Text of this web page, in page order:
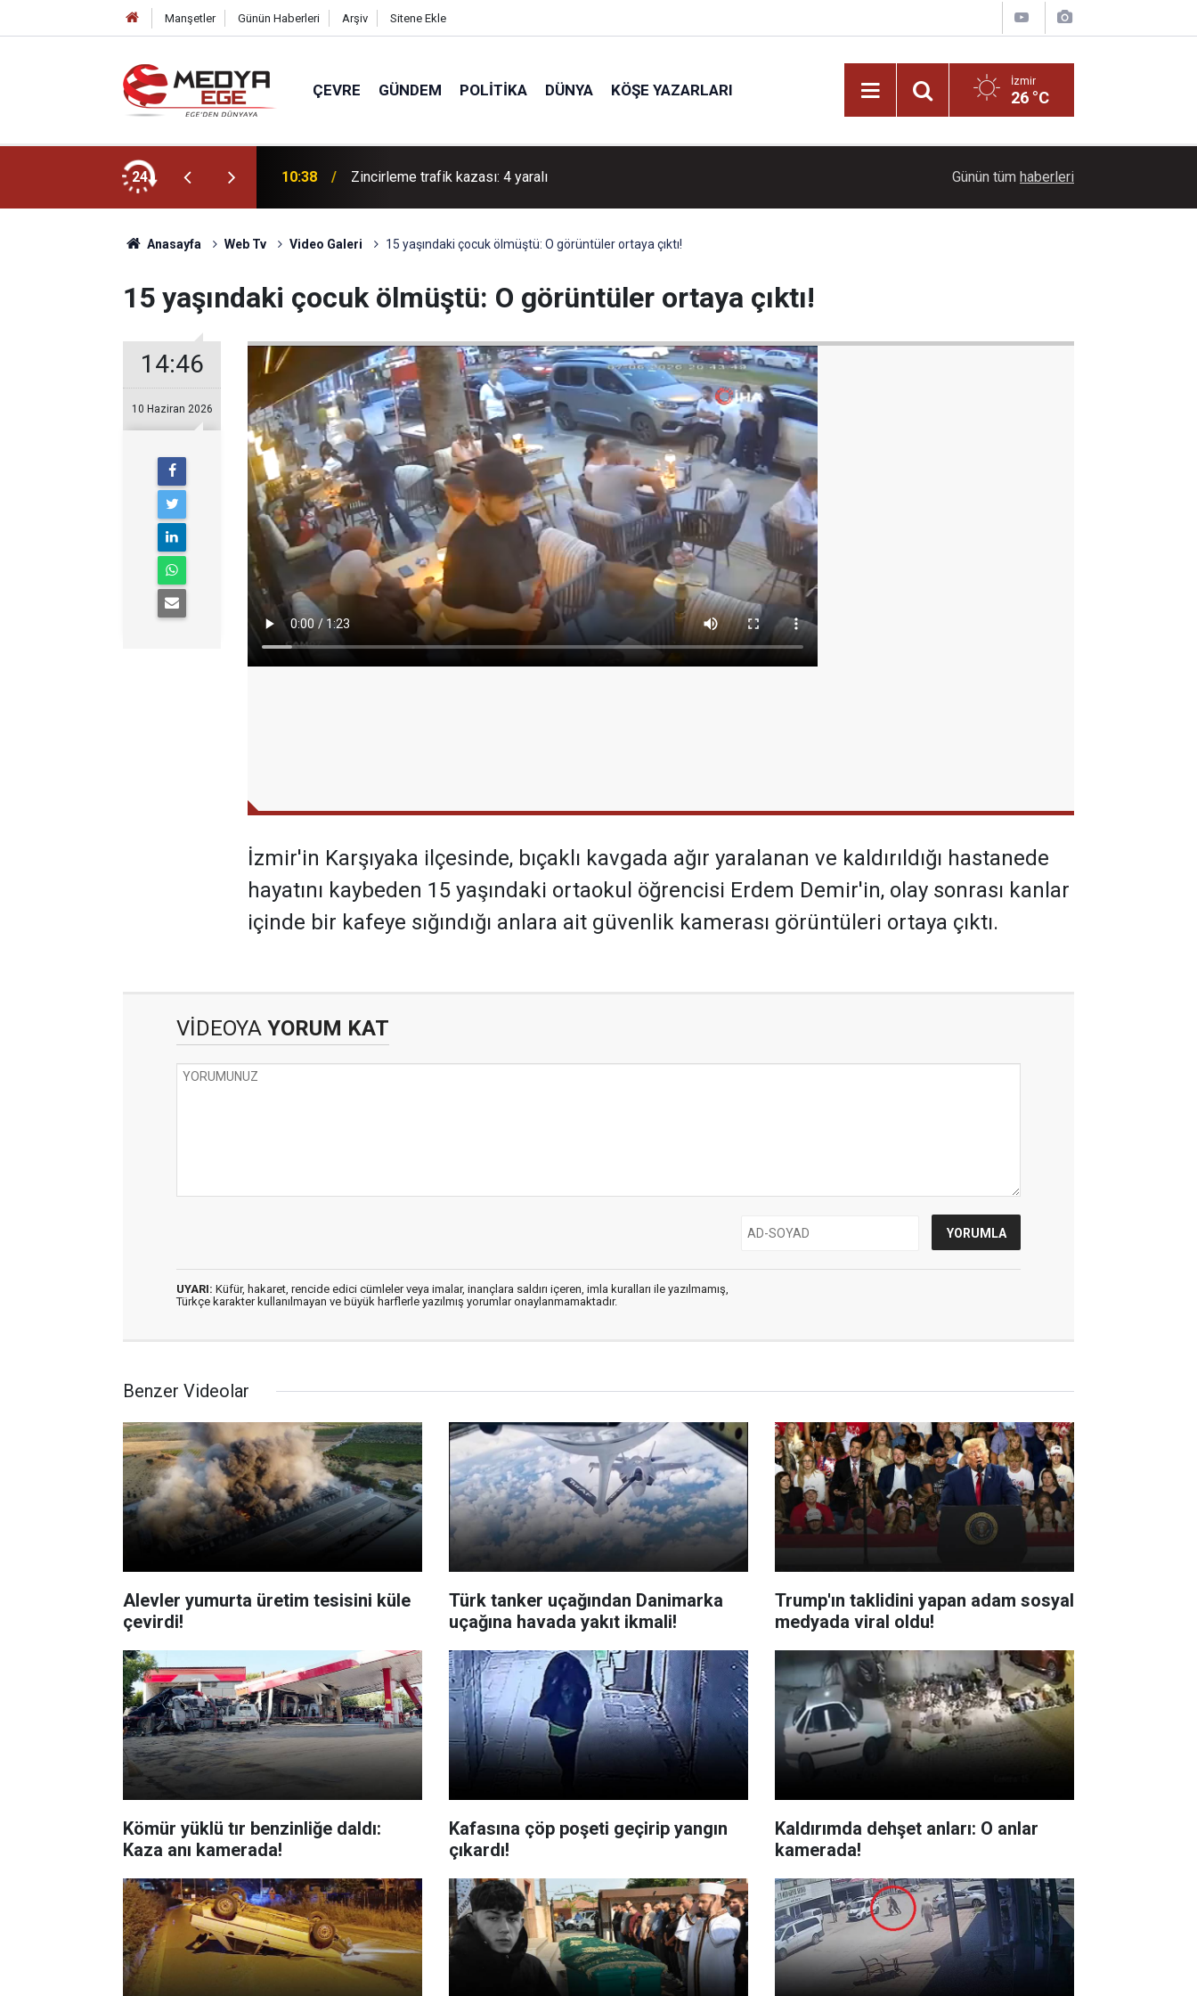
Manşetler Günün Haberleri Arşiv Sitene Ekle
ÇEVRE GÜNDEM POLITIKA DÜNYA KÖŞE YAZARLARI İzmir
26 °C
24 10:38 Zincirleme trafik kazası: 4 yaralı Rektör Alcı’dan kampüste yeni yönetim modeli!
Günün tüm haberleri
Anasayfa Web Tv Video Galeri 15 yaşındaki çocuk ölmüştü: O görüntüler ortaya çıktı!
15 yaşındaki çocuk ölmüştü: O görüntüler ortaya çıktı!
14:46
10 Haziran 2026
İzmir'in Karşıyaka ilçesinde, bıçaklı kavgada ağır yaralanan ve kaldırıldığı hastanede
hayatını kaybeden 15 yaşındaki ortaokul öğrencisi Erdem Demir'in, olay sonrası kanlar
içinde bir kafeye sığındığı anlara ait güvenlik kamerası görüntüleri ortaya çıktı.
VİDEOYA YORUM KAT
UYARI: Küfür, hakaret, rencide edici cümleler veya imalar, inançlara saldırı içeren, imla kuralları ile yazılmamış,
Türkçe karakter kullanılmayan ve büyük harflerle yazılmış yorumlar onaylanmamaktadır.
Benzer Videolar
Alevler yumurta üretim tesisini küle
çevirdi!
Türk tanker uçağından Danimarka
uçağına havada yakıt ikmali!
Trump'ın taklidini yapan adam sosyal
medyada viral oldu!
Kömür yüklü tır benzinliğe daldı:
Kaza anı kamerada!
Kafasına çöp poşeti geçirip yangın
çıkardı!
Kaldırımda dehşet anları: O anlar
kamerada!